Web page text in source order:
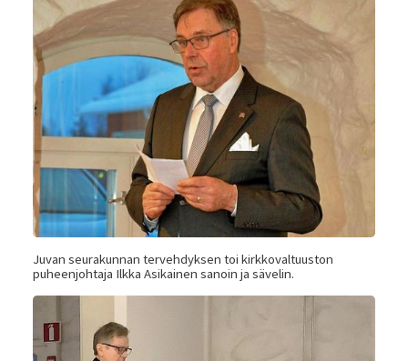
Juvan seurakunnan tervehdyksen toi kirkkovaltuuston
puheenjohtaja Ilkka Asikainen sanoin ja sävelin.